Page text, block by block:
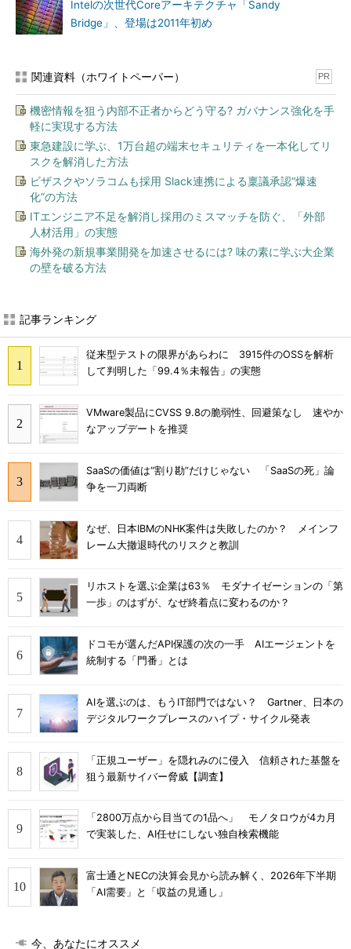
Intelの次世代Coreアーキテクチャ「Sandy
Bridge」、登場は2011年初め
関連資料（ホワイトペーパー） PR
機密情報を狙う内部不正者からどう守る? ガバナンス強化を手
軽に実現する方法
東急建設に学ぶ、1万台超の端末セキュリティを一本化してリ
スクを解消した方法
ビザスクやソラコムも採用 Slack連携による稟議承認“爆速
化”の方法
ITエンジニア不足を解消し採用のミスマッチを防ぐ、「外部
人材活用」の実態
海外発の新規事業開発を加速させるには? 味の素に学ぶ大企業
の壁を破る方法
記事ランキング
従来型テストの限界があらわに 3915件のOSSを解析
して判明した「99.4％未報告」の実態
VMware製品にCVSS 9.8の脆弱性、回避策なし 速やか
なアップデートを推奨
SaaSの価値は“割り勘”だけじゃない 「SaaSの死」論
争を一刀両断
なぜ、日本IBMのNHK案件は失敗したのか？ メインフ
レーム大撤退時代のリスクと教訓
リホストを選ぶ企業は63％ モダナイゼーションの「第
一歩」のはずが、なぜ終着点に変わるのか？
ドコモが選んだAPI保護の次の一手 AIエージェントを
統制する「門番」とは
AIを選ぶのは、もうIT部門ではない？ Gartner、日本の
デジタルワークプレースのハイプ・サイクル発表
「正規ユーザー」を隠れみのに侵入 信頼された基盤を
狙う最新サイバー脅威【調査】
「2800万点から目当ての1品へ」 モノタロウが4カ月
で実装した、AI任せにしない独自検索機能
富士通とNECの決算会見から読み解く、2026年下半期
「AI需要」と「収益の見通し」
今、あなたにオススメ